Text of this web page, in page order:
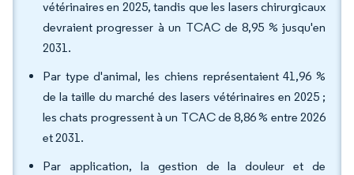
vétérinaires en 2025, tandis que les lasers chirurgicaux
devraient progresser à un TCAC de 8,95 % jusqu'en
2031.
Par type d'animal, les chiens représentaient 41,96 %
de la taille du marché des lasers vétérinaires en 2025 ;
les chats progressent à un TCAC de 8,86 % entre 2026
et 2031.
Par application, la gestion de la douleur et de